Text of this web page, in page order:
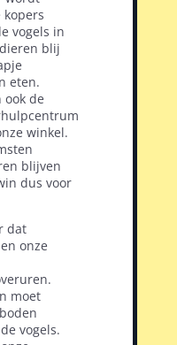
kopers
vogels in
blij
eten.
ook de
winkel.
blijven
dus voor
dat
onze
moet
vogels.